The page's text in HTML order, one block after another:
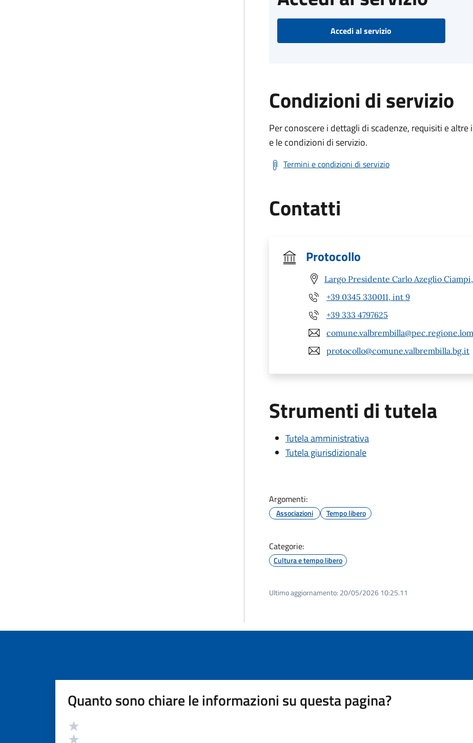
Accedi al servizio
Condizioni di servizio
Per conoscere i dettagli di scadenze, requisiti e
e le condizioni di servizio.
Termini e condizioni di servizio
Contatti
Protocollo
Largo Presidente Carlo Azeglio
+39 0345 330011, int 9
+39 333 4797625
protocollo@comune.valbrembilla.bg.it
Strumenti di tutela
Tutela amministrativa
Tutela giurisdizionale
Argomenti:
Associazioni Tempo libero
Categorie:
Cultura e tempo libero
Ultimo aggiornamento: 20/05/2026 10:25.11
Quanto sono chiare le informazioni su questa pagina?
Valutazione